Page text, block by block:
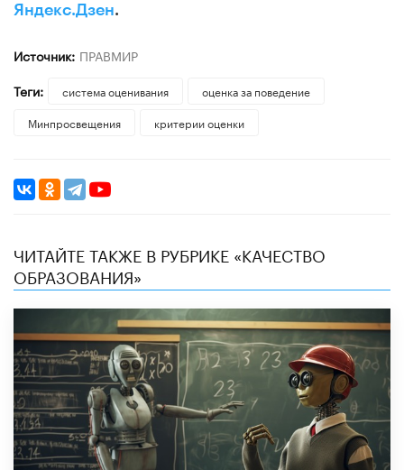
Яндекс.Дзен.
Источник: ПРАВМИР
Теги:
система оценивания
оценка за поведение
Минпросвещения
критерии оценки
ЧИТАЙТЕ ТАКЖЕ В РУБРИКЕ «КАЧЕСТВО
ОБРАЗОВАНИЯ»